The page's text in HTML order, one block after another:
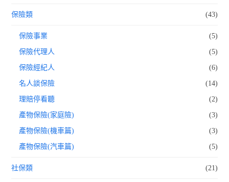
保險類 (43)
保險事業 (5)
保險代理人 (5)
保險經紀人 (6)
名人談保險 (14)
理賠停看聽 (2)
產物保險(家庭險) (3)
產物保險(機車篇) (3)
產物保險(汽車篇) (5)
社保類 (21)